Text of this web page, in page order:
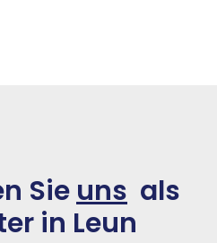
Sie uns als
in Leun